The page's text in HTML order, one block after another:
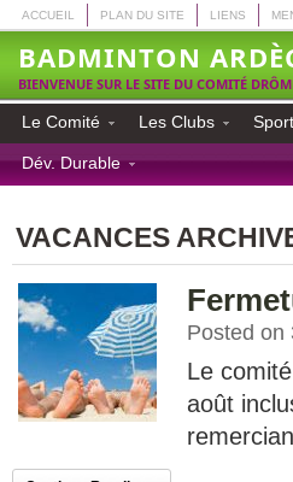
ACCUEIL PLAN DU SITE LIENS
BADMINTON
BIENVENUE SUR LE SITE DU COMITÉ
Le Comité Les Clubs
Dév. Durable
VACANCES
Posted on
Le
août